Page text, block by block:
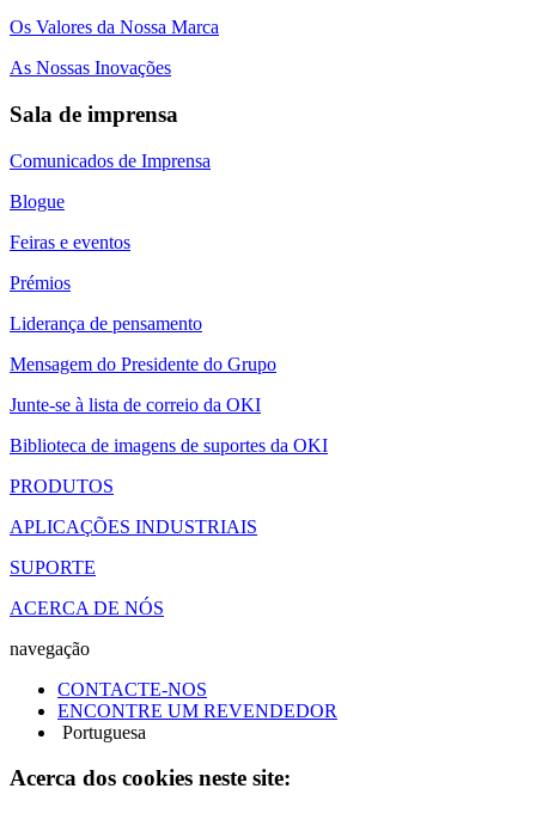
Os Valores da Nossa Marca
As Nossas Inovações
Sala de imprensa
Comunicados de Imprensa
Blogue
Feiras e eventos
Prémios
Liderança de pensamento
Mensagem do Presidente do Grupo
Junte-se à lista de correio da OKI
Biblioteca de imagens de suportes da OKI
PRODUTOS
APLICAÇÕES INDUSTRIAIS
SUPORTE
ACERCA DE NÓS
navegação
CONTACTE-NOS
ENCONTRE UM REVENDEDOR
Portuguesa
Acerca dos cookies neste site: